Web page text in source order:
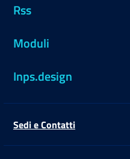
Rss
Moduli
Inps.design
Sedi e Contatti